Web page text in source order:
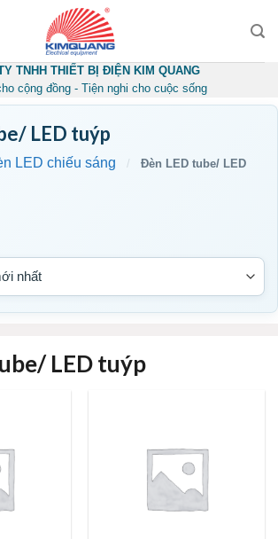
TNHH THIẾT BỊ ĐIỆN KIM QUANG
cộng đồng - Tiện nghi cho cuộc sống
LED tuýp
LED chiếu sáng /
Đèn LED tube/ LED
LED tuýp